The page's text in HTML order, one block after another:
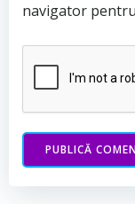
navigator